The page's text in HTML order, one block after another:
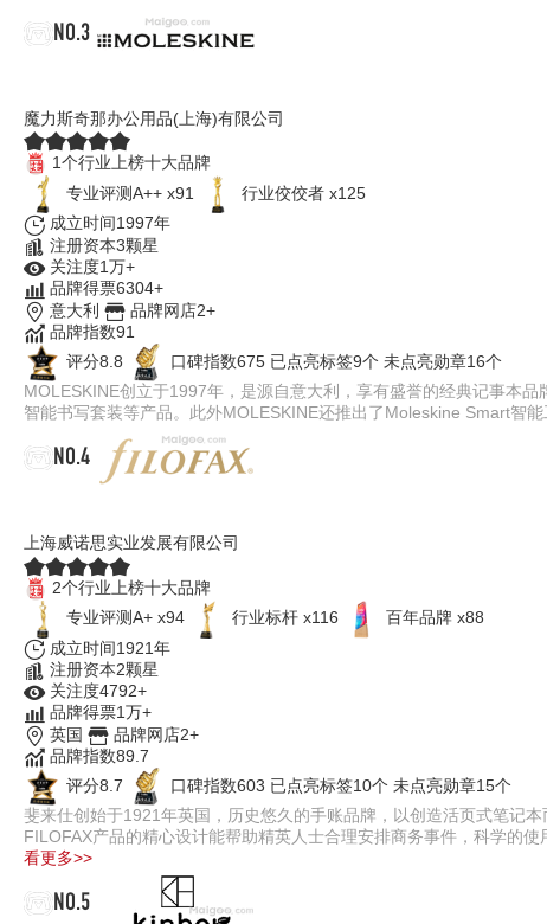
NO.3
魔力斯奇那办公用品(上海)有限公司
1个行业上榜十大品牌
专业​评测A++ x91
行业佼佼者 x125
成立时间1997年
注册资本3颗星
关注度1万+
品牌得票6304+
意大利
品牌网店2+
品牌指数91
评分8.8
口碑指数675 已点亮标签9个 未点亮勋章16个
MOLESKINE创立于1997年，是源自意大利，享有盛誉的经典记事本
智能书写套装等产品。此外MOLESKINE还推出了Moleskine Smart智
NO.4
上海威诺思实业发展有限公司
2个行业上榜十大品牌
专业评测A+ x94
行业标杆 x116
百年品牌 x88
成立时间1921年
注册资本2颗星
关注度4792+
品牌得票1万+
英国
品牌网店2+
品牌指数89.7
评分8.7
口碑指数603 已点亮标签10个 未点亮勋章15个
斐来仕创始于1921年英国，历史悠久的手账品牌，以创造活页式笔记
FILOFAX产品的精心设计能帮助精英人士合理安排商务事件，科学的
看更多>>
NO.5